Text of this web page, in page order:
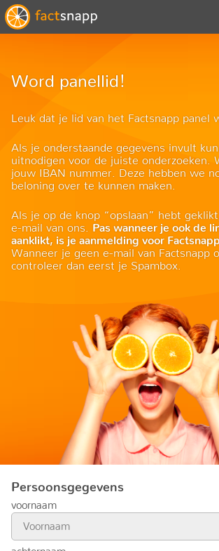
Word panellid!
Leuk dat je lid van het Factsnapp panel
Als je onderstaande gegevens invult
uitnodigen voor de juiste onderzoeken.
jouw IBAN nummer. Deze hebben we
beloning over te kunnen maken.
Als je op de knop “opslaan” hebt
e-mail van ons. Pas wanneer je ook de
aanklikt, is je aanmelding voor
Wanneer je geen e-mail van Factsnapp
controleer dan eerst je Spambox.
Persoonsgegevens
voornaam